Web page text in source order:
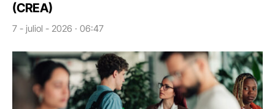
(CREA)
7 - juliol - 2026 · 06:47